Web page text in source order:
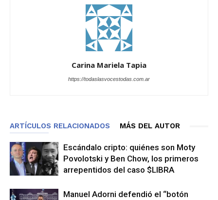
Carina Mariela Tapia
https://todaslasvocestodas.com.ar
ARTÍCULOS RELACIONADOS MÁS DEL AUTOR
Escándalo cripto: quiénes son Moty
Povolotski y Ben Chow, los primeros
arrepentidos del caso $LIBRA
Manuel Adorni defendió el “botón